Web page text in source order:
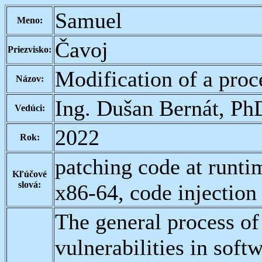
Meno: Samuel
Priezvisko: Čavoj
Názov: Modification of a
Vedúci: Ing. Dušan Bernát,
Rok: 2022
Kľúčové
slová:
patching code at
x86-64, code injection
The general process
vulnerabilities in